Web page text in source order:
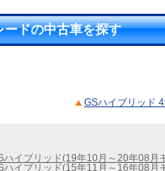
ードの中古車を探す
GSハイブリッド
ハイブリッド(19年10月～20年08月
ハイブリッド(15年11月～16年08月